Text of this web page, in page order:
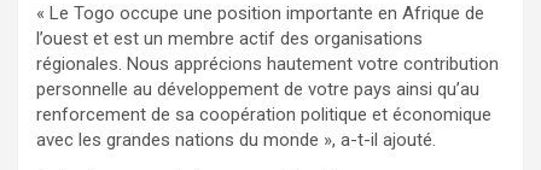
« Le Togo occupe une position importante en Afrique de
l’ouest et est un membre actif des organisations
régionales. Nous apprécions hautement votre contribution
personnelle au développement de votre pays ainsi qu’au
renforcement de sa coopération politique et économique
avec les grandes nations du monde », a-t-il ajouté.